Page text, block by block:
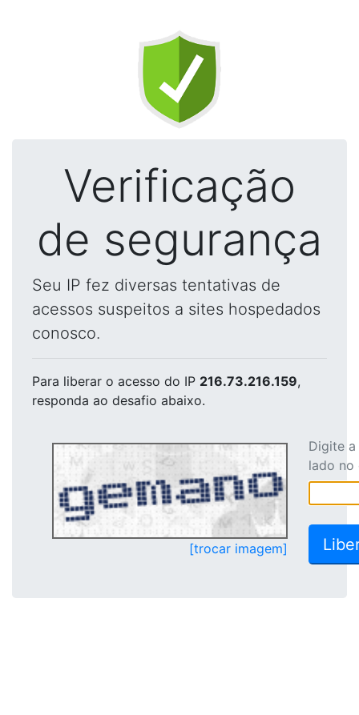
Verificação
de segurança
Seu IP fez diversas tentativas de
acessos suspeitos a sites hospedados
conosco.
Para liberar o acesso do IP 216.73.216.159,
responda ao desafio abaixo.
[trocar imagem]
Digite
lado no